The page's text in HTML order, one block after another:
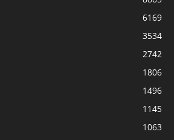
6169
3534
2742
1806
1496
1145
1063